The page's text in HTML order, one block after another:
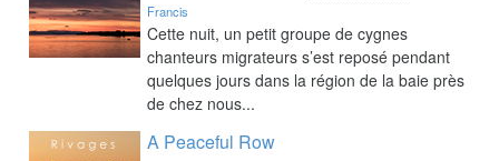
Francis
Cette nuit, un petit groupe de cygnes
chanteurs migrateurs s’est reposé pendant
quelques jours dans la région de la baie près
de chez nous...
A Peaceful Row